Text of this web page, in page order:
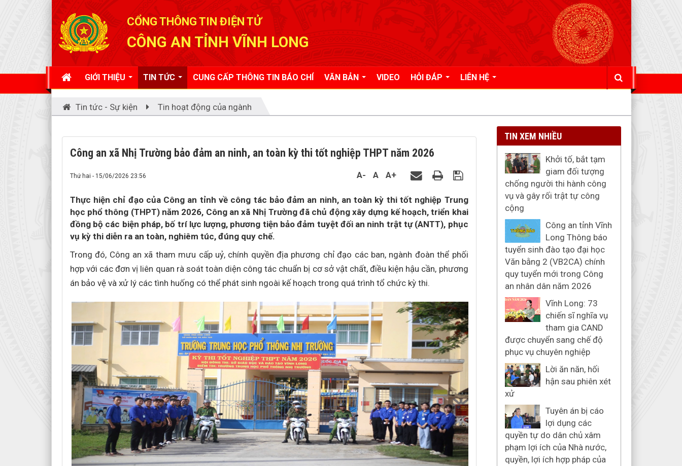
CỔNG THÔNG TIN ĐIỆN TỬ
CÔNG AN TỈNH VĨNH LONG
GIỚI THIỆU TIN TỨC CUNG CẤP THÔNG TIN BÁO CHÍ VĂN BẢN VIDEO HỎI ĐÁP LIÊN HỆ
Tin tức - Sự kiện Tin hoạt động của ngành
Công an xã Nhị Trường bảo đảm an ninh, an toàn kỳ thi tốt nghiệp THPT năm 2026
Thứ hai - 15/06/2026 23:56 A- A A+
Thực hiện chỉ đạo của Công an tỉnh về công tác bảo đảm an ninh, an toàn kỳ thi tốt nghiệp Trung
học phổ thông (THPT) năm 2026, Công an xã Nhị Trường đã chủ động xây dựng kế hoạch, triển khai
đồng bộ các biện pháp, bố trí lực lượng, phương tiện bảo đảm tuyệt đối an ninh trật tự (ANTT), phục
vụ kỳ thi diễn ra an toàn, nghiêm túc, đúng quy chế.
Trong đó, Công an xã tham mưu cấp uỷ, chính quyền địa phương chỉ đạo các ban, ngành đoàn thể phối
hợp với các đơn vị liên quan rà soát toàn diện công tác chuẩn bị cơ sở vật chất, điều kiện hậu cần, phương
án bảo vệ và xử lý các tình huống có thể phát sinh ngoài kế hoạch trong quá trình tổ chức kỳ thi.
TIN XEM NHIỀU
Khởi tố, bắt tạm
giam đối tượng
chống người thi hành công
vụ và gây rối trật tự công
cộng
Công an tỉnh Vĩnh
Long Thông báo
tuyển sinh đào tạo đại học
Văn bằng 2 (VB2CA) chính
quy tuyển mới trong Công
an nhân dân năm 2026
Vĩnh Long: 73
chiến sĩ nghĩa vụ
tham gia CAND
được chuyển sang chế độ
phục vụ chuyên nghiệp
Lời ăn năn, hối
hận sau phiên xét
xử
Tuyên án bị cáo
lợi dụng các
quyền tự do dân chủ xâm
phạm lợi ích của Nhà nước,
quyền, lợi ích hợp pháp của